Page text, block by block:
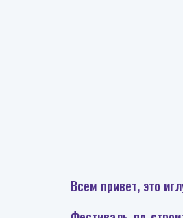
Всем привет, это